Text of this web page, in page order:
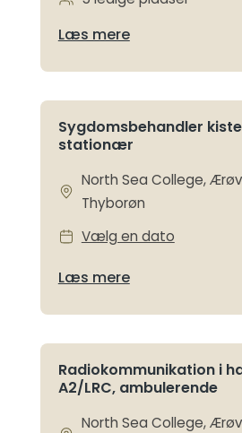
Læs mere
Sygdomsbehandler
stationær
North Sea College,
Thyborøn
Vælg en dato
Læs mere
Radiokommunikation i
A2/LRC, ambulerende
North Sea College,